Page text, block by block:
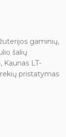
gaminių,
šalių
Kaunas LT-
pristatymas